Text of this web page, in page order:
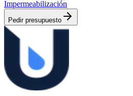
Impermeabilización
Pedir presupuesto